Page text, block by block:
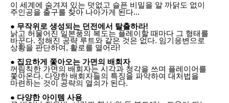
이 세계에 숨겨져 있는 덧없고 슬픈 비밀을 알 까닭도 없이
주인공을 출구를 찾아 나아가게 된다...
● 무작위로 생성되는 던전에서 탈출하라!
낡고 허물어진 일본풍의 복도는 플레이할 때마다 그 형태를
바꾼다. 정해진 공략 루트와 같은 것은 없다. 임기응변으로
상황을 판단하여, 활로를 열어라!
● 집요하게 쫓아오는 가면의 배회자
꺼림칙한 가면의 배회자는 시각과 청각을 쓰며 플레이어를
쫓아온다. 다양한 배회자들의 특징을 파악하여 대처법을
마련하는 것이 공략의 열쇠가 된다.
● 다양한 아이템 사용